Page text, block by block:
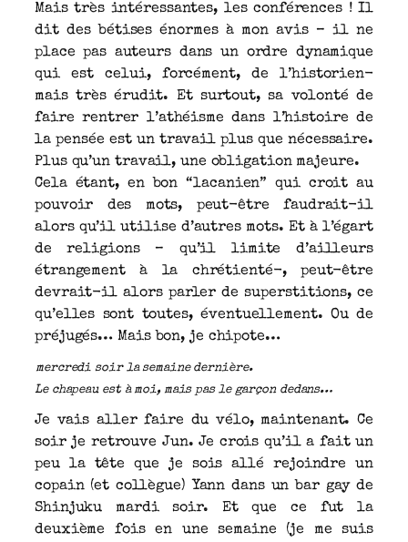
Mais très intéressantes, les conférences ! Il
dit des bétises énormes à mon avis – il ne
place pas auteurs dans un ordre dynamique
qui est celui, forcément, de l’historien-
mais très érudit. Et surtout, sa volonté de
faire rentrer l’athéisme dans l’histoire de
la pensée est un travail plus que nécessaire.
Plus qu’un travail, une obligation majeure.
Cela étant, en bon “lacanien” qui croit au
pouvoir des mots, peut-être faudrait-il
alors qu’il utilise d’autres mots. Et à l’égart
de religions – qu’il limite d’ailleurs
étrangement à la chrétienté-, peut-être
devrait-il alors parler de superstitions, ce
qu’elles sont toutes, éventuellement. Ou de
préjugés… Mais bon, je chipote…
mercredi soir la semaine dernière.
Le chapeau est à moi, mais pas le garçon dedans…
Je vais aller faire du vélo, maintenant. Ce
soir je retrouve Jun. Je crois qu’il a fait un
peu la tête que je sois allé rejoindre un
copain (et collègue) Yann dans un bar gay de
Shinjuku mardi soir. Et que ce fut la
deuxième fois en une semaine (je me suis